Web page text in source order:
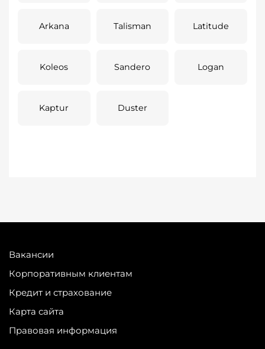
Arkana Talisman Latitude
Koleos Sandero Logan
Kaptur Duster
Вакансии
Корпоративным клиентам
Кредит и страхование
Карта сайта
Правовая информация